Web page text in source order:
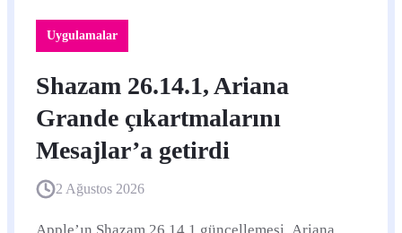
Uygulamalar
Shazam 26.14.1, Ariana
Grande çıkartmalarını
Mesajlar’a getirdi
2 Ağustos 2026